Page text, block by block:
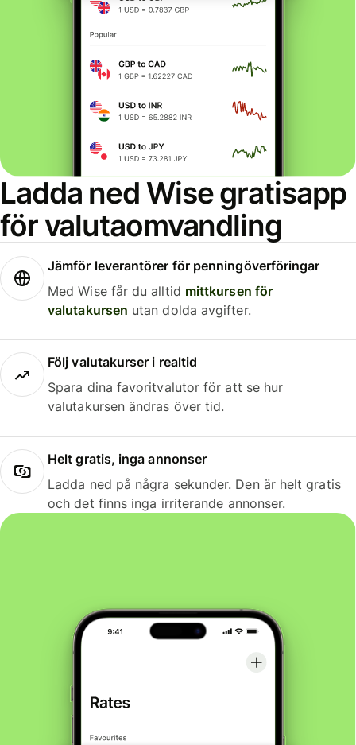
Ladda ned Wise gratisapp
för valutaomvandling
Jämför leverantörer för penningöverföringar
Med Wise får du alltid mittkursen för
valutakursen utan dolda avgifter.
Följ valutakurser i realtid
Spara dina favoritvalutor för att se hur
valutakursen ändras över tid.
Helt gratis, inga annonser
Ladda ned på några sekunder. Den är helt gratis
och det finns inga irriterande annonser.